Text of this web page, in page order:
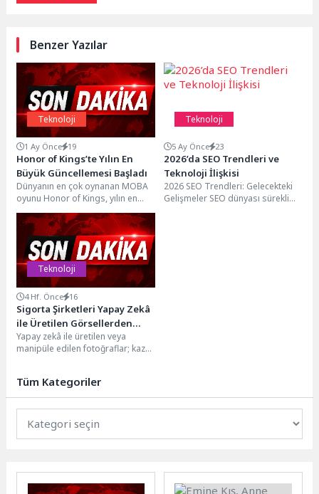
Benzer Yazılar
Teknoloji
1 Ay Önce 19
Honor of Kings’te Yılın En
Büyük Güncellemesi Başladı
Dünyanın en çok oynanan MOBA
oyunu Honor of Kings, yılın en
büyük içerik güncellemesi HOK...
Teknoloji
5 Ay Önce 23
2026’da SEO Trendleri ve
Teknoloji İlişkisi
2026 SEO Trendleri: Gelecekteki
Gelişmeler SEO dünyası sürekli
Teknoloji
4 Hf. Önce 16
Sigorta Şirketleri Yapay Zekâ
ile Üretilen Görsellerden
Kaynaklanan Yeni
Dolandırıcılık Tehdidiyle
Yapay zekâ ile üretilen veya
manipüle edilen fotoğraflar; kaza
Tüm Kategoriler